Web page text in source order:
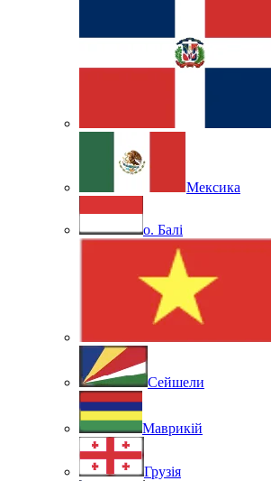
Мексика
о. Балі
Сейшели
Маврикій
Грузія